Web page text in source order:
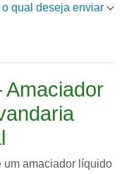
qual deseja enviar
Amaciador
um amaciador líquido